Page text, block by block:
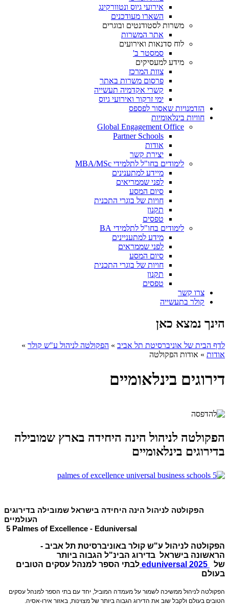
אירועי גיוס ונטוורקינג
השארו מעודכנים
משרות לסטודנטים ובוגרים
אתר המשרות
לוח סדנאות ואירועים
סמסטר ב'
מידע למעסיקים
צוות המרכז
פרסום משרות באתר
קשרי אקדמיה תעשייה
ימי זרקור ואירועי גיוס
הזדמנויות שאסור לפספס
חוויות בינלאומיות
Global Engagement Office
Partner Schools
אודות
יצירת קשר
לימודים בחו"ל לתלמידי MBA/MSc
מיידע למתענינים
לפני שממריאים
סיום המסע
חויות של בוגרי התכנית
תקנון
טפסים
לימודים בחו"ל לתלמידי BA
מידע למתעניינים
לפני שממראים
סיום המסע
חויות של בוגרי התכנית
תקנון
טפסים
צרו קשר
קולר בתעשייה
הינך נמצא כאן
לדף הבית של אוניברסיטת תל אביב » הפקולטה לניהול ע"ש קולר »
אודות » אודות הפקולטה
דירוגים בינלאומיים
הפקולטה לניהול הינה היחידה בארץ שמובילה
בדירוגים בינלאומיים
הפקולטה לניהול הינה היחידה בישראל שמובילה בדירוגים
העולמיים
5 Palmes of Excellence - Eduniversal
הפקולטה לניהול ע"ש קולר באוניברסיטת תל אביב -
הראשונה בישראל בדירוג הבינ"ל הגבוה ביותר
של
eduniversal 2025 לבתי הספר למנהל עסקים הטובים
בעולם
הפקולטה לניהול ממשיכה לשמור על מעמדה המוביל, יחד עם בתי הספר למנהל עסקים
הטובים בעולם ולקבל שוב את הדירוג הגבוה ביותר של מצוינות, באזור אירו-אסיה.